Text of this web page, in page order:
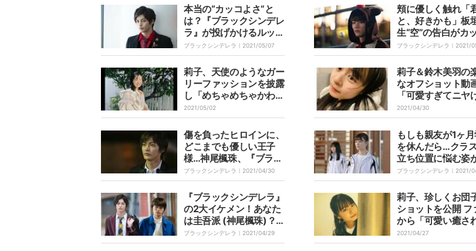
本当の“カッコよさ”と
は？『ブラックシンデレ
ラ』が投げかけるルッキ
ズムへの疑問
ブラックシンデレラ｜ 2021/05/07
頬に優しく触れ「
と、好きかも」板
生“空”の告白がカ
すぎる！『ブラッ
デレラ』第3話
ブラックシンデレラ｜ 2021/
莉子、天使のようなガー
リーファッションを披露
し「めちゃめちゃかわい
い」「最強なのよ」と絶
賛の声
2021/05/02
莉子＆鈴木美羽の
なオフショット動
「可愛すぎてニヤ
とファン歓喜
2021/04/30
傷を負ったヒロインに、
どこまでも優しい王子
様…神尾楓珠、『ブラッ
クシンデレラ』のイケメ
ン役がハマりすぎ
ブラックシンデレラ｜ 2021/04/30
もしも親友が1ヶ
を休んだら…クラ
立ち位置に悩む姿
ルすぎる『ブラッ
デレラ』で描かれ
春期友情あるある”
ブラックシンデレラ｜ 2021/
『ブラックシンデレラ』
の2大イケメン！あなた
は圭吾派 (神尾楓珠)？
空派(板垣瑞生)？TikTok
でアンケートを実施
ブラックシンデレラ｜ 2021/04/29
莉子、珍しくお団
ショットを公開 フ
から「可愛い癒さ
「天使」の声
2021/04/27